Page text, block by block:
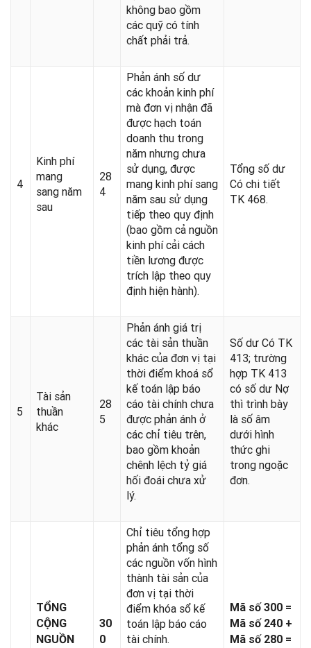
không bao gồm
các quỹ có tính
chất phải trả.
4
Kinh phí
mang
sang năm
sau
28
4
Phản ánh số dư
các khoản kinh phí
mà đơn vị nhận đã
được hạch toán
doanh thu trong
năm nhưng chưa
sử dụng, được
mang kinh phí sang
năm sau sử dụng
tiếp theo quy định
(bao gồm cả nguồn
kinh phí cải cách
tiền lương được
trích lập theo quy
định hiện hành).
Tổng số dư
Có chi tiết
TK 468.
5
Tài sản
thuần
khác
28
5
Phản ánh giá trị
các tài sản thuần
khác của đơn vị tại
thời điểm khoá sổ
kế toán lập báo
cáo tài chính chưa
được phản ánh ở
các chỉ tiêu trên,
bao gồm khoản
chênh lệch tỷ giá
hối đoái chưa xử
lý.
Số dư Có TK
413; trường
hợp TK 413
có số dư Nợ
thì trình bày
là số âm
dưới hình
thức ghi
trong ngoặc
đơn.
TỔNG
CỘNG
NGUỒN
30
0
Chỉ tiêu tổng hợp
phản ánh tổng số
các nguồn vốn hình
thành tài sản của
đơn vị tại thời
điểm khóa sổ kế
toán lập báo cáo
tài chính.
Mã số 300 =
Mã số 240 +
Mã số 280 =